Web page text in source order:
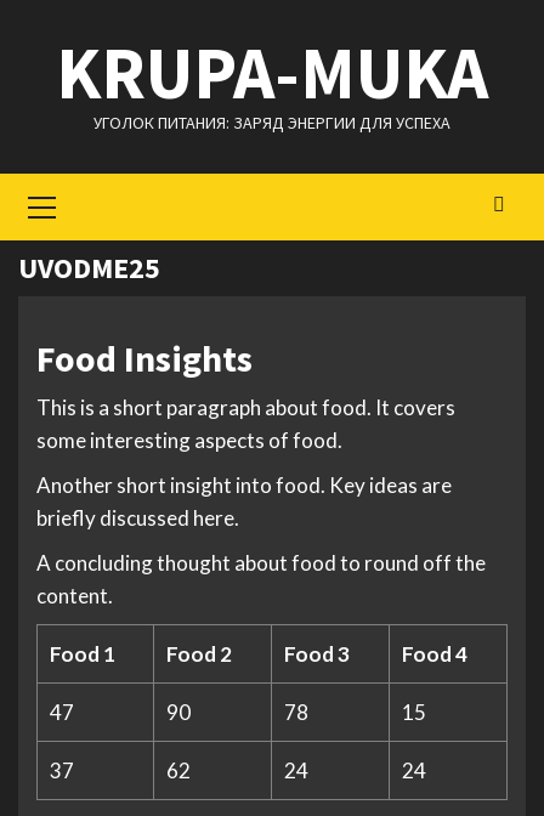
содержимому
KRUPA-MUKA
УГОЛОК ПИТАНИЯ: ЗАРЯД ЭНЕРГИИ ДЛЯ УСПЕХА
меню
UVODME25
Food Insights
This is a short paragraph about food. It covers
some interesting aspects of food.
Another short insight into food. Key ideas are
briefly discussed here.
A concluding thought about food to round off the
content.
Food 1 Food 2 Food 3 Food 4
47 90 78 15
37 62 24 24